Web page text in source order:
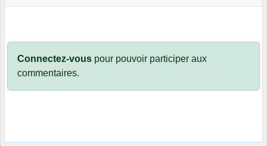
Connectez-vous pour pouvoir participer aux
commentaires.